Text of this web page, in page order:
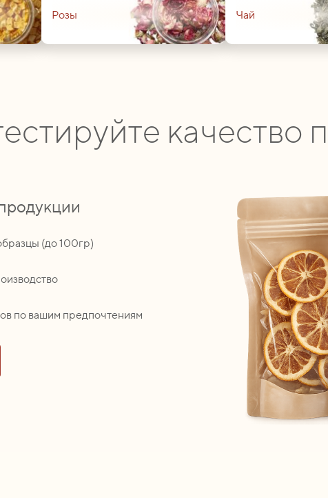
Розы Чай
качество
(до 100гр)
по вашим предпочтениям